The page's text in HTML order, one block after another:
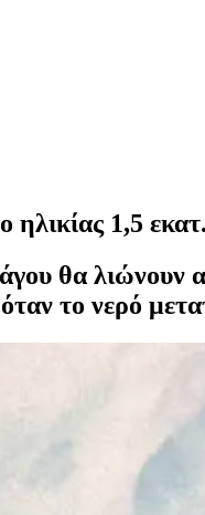
ηλικίας 1,5
θα λιώνουν
το νερό